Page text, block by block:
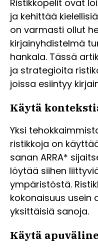
Ristikkopelit ovat
ja kehittää
on varmasti ollut
kirjainyhdistelmä
hankala. Tässä
ja strategioita
joissa esiintyy
Käytä
Yksi
ristikkoja on
sanan ARRA*
löytää siihen
ympäristöstä.
kokonaisuus
yksittäisiä sanoja.
Käytä